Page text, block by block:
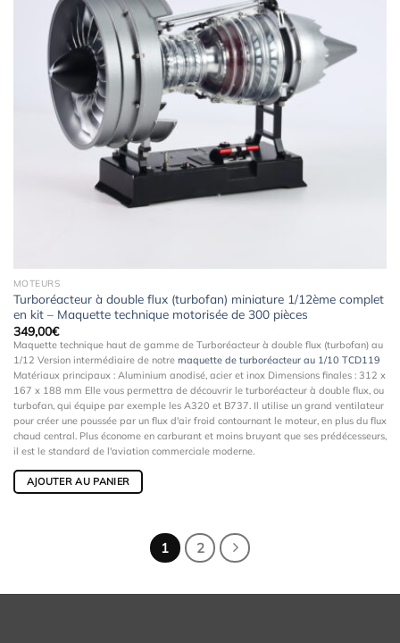
MOTEURS
Turboréacteur à double flux (turbofan) miniature 1/12ème complet
en kit – Maquette technique motorisée de 300 pièces
349,00€
Maquette technique haut de gamme de Turboréacteur à double flux (turbofan) au
1/12 Version intermédiaire de notre maquette de turboréacteur au 1/10 TCD119
Matériaux principaux : Aluminium anodisé, acier et inox Dimensions finales : 312 x
167 x 188 mm Elle vous permettra de découvrir le turboréacteur à double flux, ou
turbofan, qui équipe par exemple les A320 et B737. Il utilise un grand ventilateur
pour créer une poussée par un flux d'air froid contournant le moteur, en plus du flux
chaud central. Plus économe en carburant et moins bruyant que ses prédécesseurs,
il est le standard de l'aviation commerciale moderne.
AJOUTER AU PANIER
1 2